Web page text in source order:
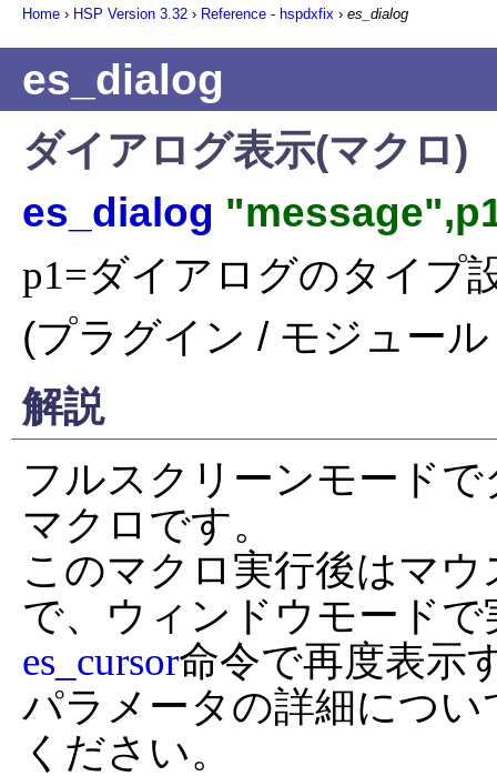
Home › HSP Version 3.32 › Reference - hspdxfix › es_dialog
es_dialog
ダイアログ表示(マクロ)
es_dialog
p1=ダイアログのタイプ
(プラグイン / モジュー
解説
フルスクリーンモード
マクロです。
このマクロ実行後はマ
で、ウィンドウモード
es_cursor命令で再度表示
パラメータの詳細につい
ください。